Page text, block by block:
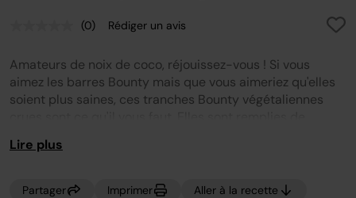
Aucune
notation.
Lien
sur
la
(0) Rédiger un avis
Amateurs de noix de coco, réjouissez-vous ! Si vous
aimez les barres Bounty mais que vous aimeriez qu'elles
soient plus saines, ces tranches Bounty végétaliennes
transformé.
Lire plus
Partager Imprimer Aller à la recette